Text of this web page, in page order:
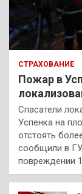
СТРАХОВАНИЕ
Пожар в
Спасатели
Успенка на
отстоять
сообщили в
повреждении